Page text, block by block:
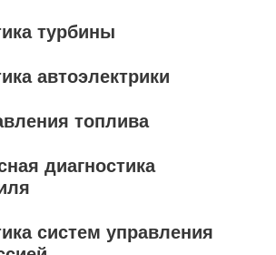
турбины
автоэлектрики
топлива
диагностика
систем управления